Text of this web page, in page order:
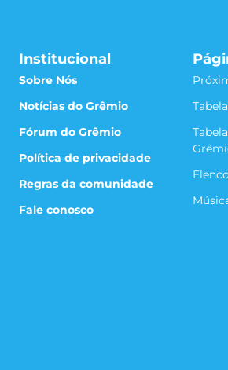
Institucional
Sobre Nós
Notícias do Grêmio
Fórum do Grêmio
Política de privacidade
Regras da comunidade
Fale conosco